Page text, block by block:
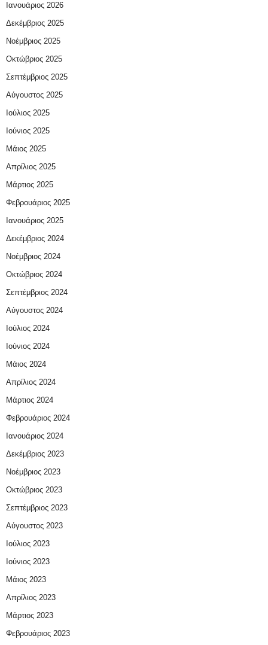
Ιανουάριος 2026
Δεκέμβριος 2025
Νοέμβριος 2025
Οκτώβριος 2025
Σεπτέμβριος 2025
Αύγουστος 2025
Ιούλιος 2025
Ιούνιος 2025
Μάιος 2025
Απρίλιος 2025
Μάρτιος 2025
Φεβρουάριος 2025
Ιανουάριος 2025
Δεκέμβριος 2024
Νοέμβριος 2024
Οκτώβριος 2024
Σεπτέμβριος 2024
Αύγουστος 2024
Ιούλιος 2024
Ιούνιος 2024
Μάιος 2024
Απρίλιος 2024
Μάρτιος 2024
Φεβρουάριος 2024
Ιανουάριος 2024
Δεκέμβριος 2023
Νοέμβριος 2023
Οκτώβριος 2023
Σεπτέμβριος 2023
Αύγουστος 2023
Ιούλιος 2023
Ιούνιος 2023
Μάιος 2023
Απρίλιος 2023
Μάρτιος 2023
Φεβρουάριος 2023